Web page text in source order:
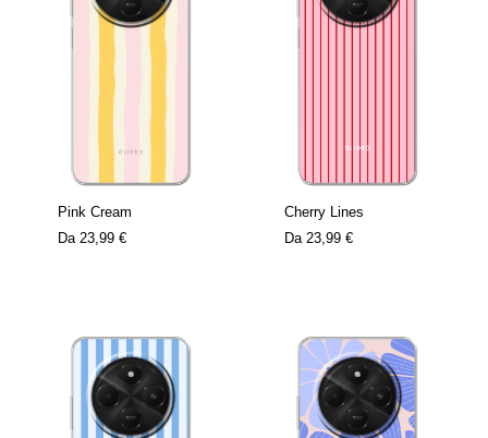
Pink Cream
Da 23,99 €
Cherry Lines
Da 23,99 €